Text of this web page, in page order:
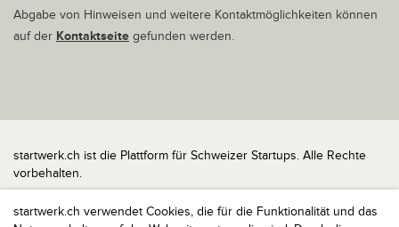
startwerk.ch verwendet Cookies, die für die Funktionalität und das
Abgabe von Hinweisen und weitere Kontaktmöglichkeiten können
auf der Kontaktseite gefunden werden.
startwerk.ch ist die Plattform für Schweizer Startups. Alle Rechte
vorbehalten.
Impressum